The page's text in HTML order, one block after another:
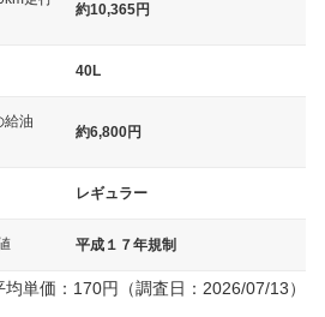
約10,365円
40L
給油
約6,800円
レギュラー
平成１７年規制
単価：170円（調査日：2026/07/13）